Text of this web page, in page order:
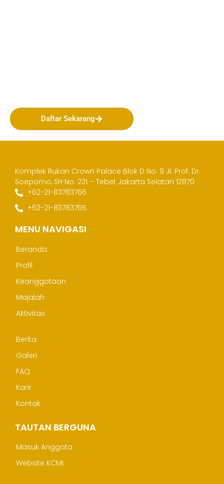
Daftar Sekarang
Komplek Rukan Crown Palace Blok D No. 9 Jl. Prof. Dr.
Soepomo, SH No. 231 – Tebet Jakarta Selatan 12870
+62-21-83783766
+62-21-83783765
MENU NAVIGASI
Beranda
Profil
Keanggotaan
Majalah
Aktivitas
Berita
Galeri
FAQ
Karir
Kontak
TAUTAN BERGUNA
Masuk Anggota
Website KCMI